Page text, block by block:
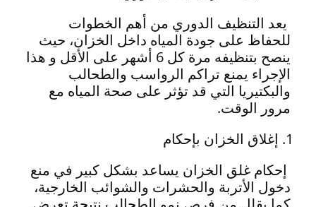
يعد التنظيف الدوري من أهم الخطوات
للحفاظ على جودة المياه داخل الخزان، حيث
ينصح بتنظيفه مرة كل 6 أشهر على الأقل و هذا
الإجراء يمنع تراكم الرواسب والطحالب
والبكتيريا التي قد تؤثر على صحة المياه مع
مرور الوقت.
إغلاق الخزان بإحكام
إحكام غلق الخزان يساعد بشكل كبير في منع
دخول الأتربة والحشرات والشوائب الخارجية،